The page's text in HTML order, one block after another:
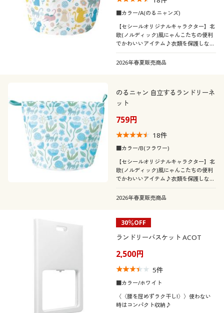
■カラー/A(のるニャンズ)
【セシールオリジナルキャラクター】北
欧(ノルディック)風にゃんこたちの便利
でかわいいアイテム♪衣類を保護しなが
らやさしく洗える、クッションメッシュ
素材のランドリーネットです。自立する
2026年春夏販売商品
のるニャン 自立するランドリーネ
ット
759円
18件
■カラー/B(フラワー)
【セシールオリジナルキャラクター】北
欧(ノルディック)風にゃんこたちの便利
でかわいいアイテム♪衣類を保護しなが
素材のランドリーネットです。自立する
2026年春夏販売商品
30％OFF
ランドリーバスケット ACOT
2,500円
5件
■カラー/ホワイト
〈〈腰を屈めずラク干し!〉〉使わない
時はコンパクト収納♪